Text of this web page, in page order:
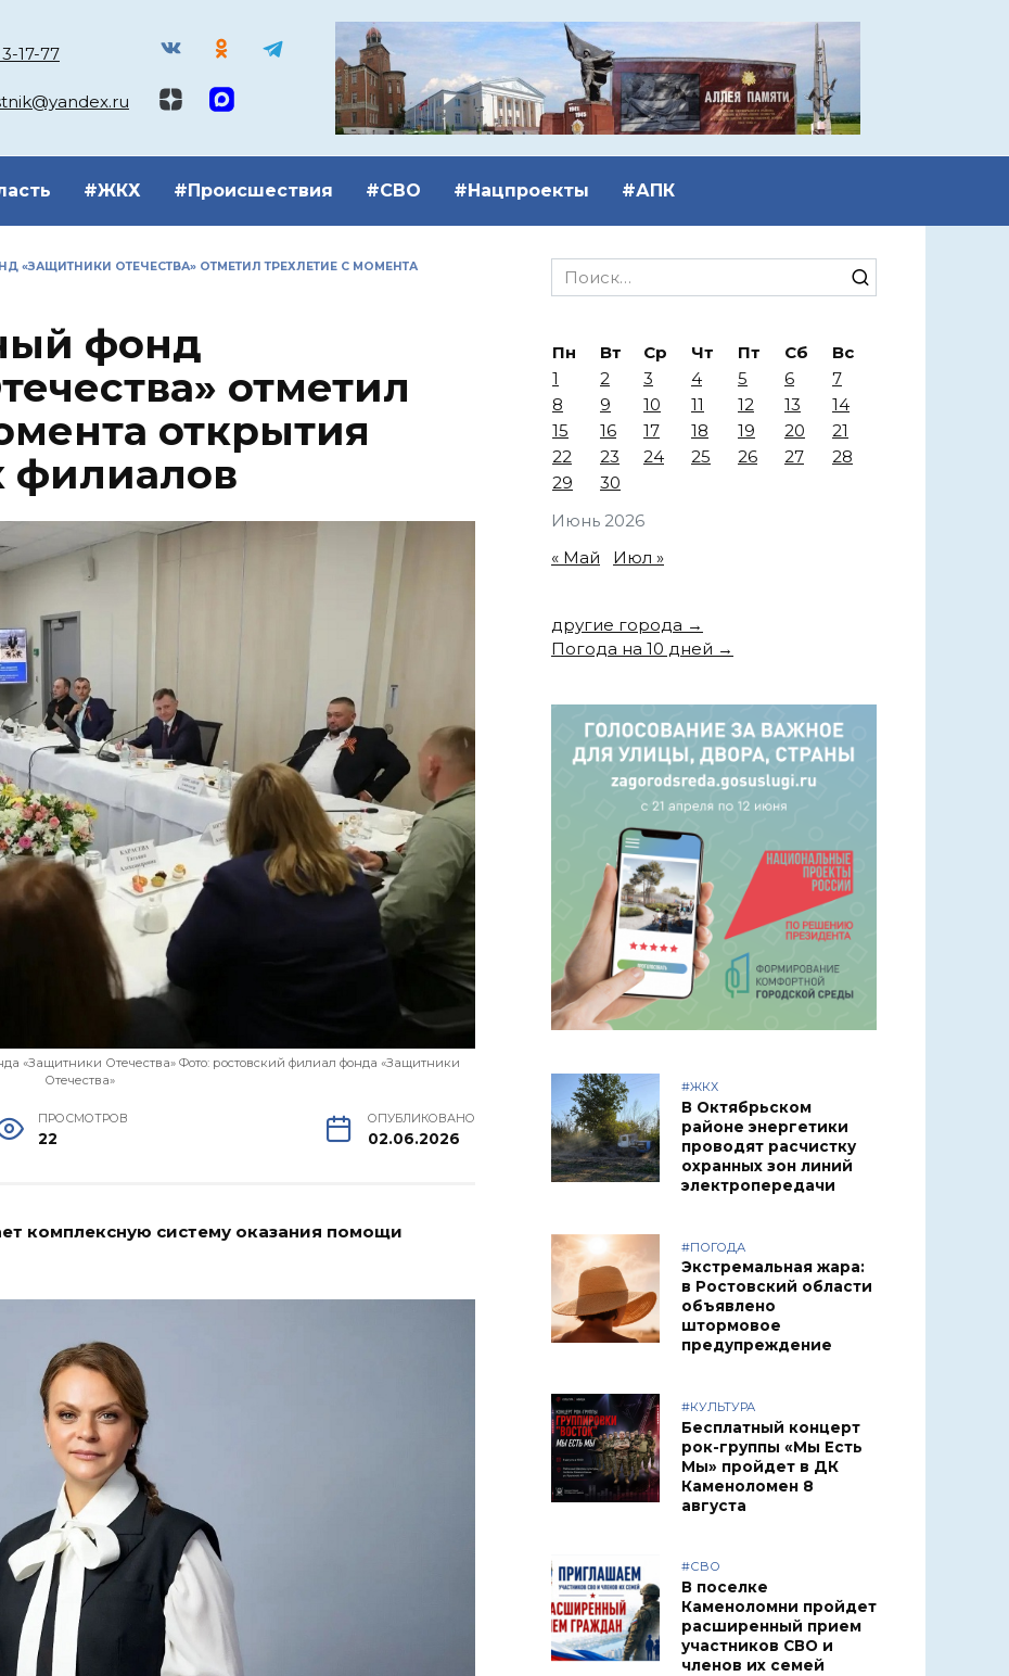
17-77
#ЖКХ #Происшествия #СВО #Нацпроекты #АПК
«ЗАЩИТНИКИ ОТЕЧЕСТВА» ОТМЕТИЛ ТРЕХЛЕТИЕ С МОМЕНТА
фонд
отметил
открытия
филиалов
«Защитники Отечества» Фото: ростовский филиал фонда «Защитники
Отечества»
ПРОСМОТРОВ
22
ОПУБЛИКОВАНО
02.06.2026
комплексную систему оказания помощи
Search
for:
Июнь 2026
Пн Вт Ср Чт Пт Сб
Вс
1
2 3 4 5 6
7
8
9 10 11 12 13
14
15
16 17 18 19 20
21
22
23 24 25 26 27
28
29
30
« Май Июл »
другие города →
Погода на 10 дней →
#ЖКХ
В Октябрьском
районе энергетики
проводят расчистку
охранных зон линий
электропередачи
#ПОГОДА
Экстремальная жара:
в Ростовский области
объявлено
штормовое
предупреждение
#КУЛЬТУРА
Бесплатный концерт
рок-группы «Мы Есть
Мы» пройдет в ДК
Каменоломен 8
августа
#СВО
В поселке
Каменоломни пройдет
расширенный прием
участников СВО и
членов их семей